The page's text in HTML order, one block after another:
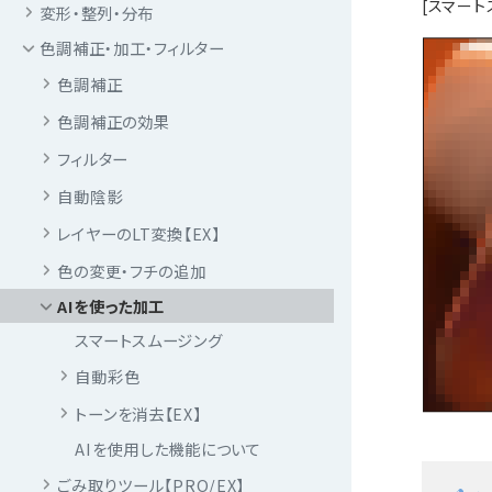
変形・整列・分布
色調補正・加工・フィルター
色調補正
色調補正の効果
フィルター
自動陰影
レイヤーのLT変換【EX】
色の変更・フチの追加
AIを使った加工
スマートスムージング
自動彩色
トーンを消去【EX】
AIを使用した機能について
ごみ取りツール【PRO/EX】
[スマー